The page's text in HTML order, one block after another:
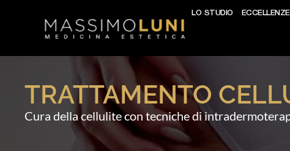
LO STUDIO ECCELLENZE
TRATTAMENTO
Cura della cellulite con tecniche di